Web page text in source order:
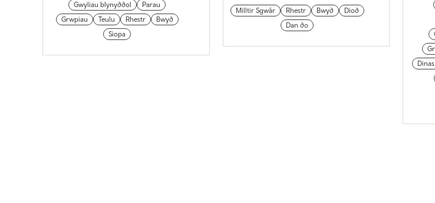
Gwyliau blynyddol
Parau
Grwpiau
Teulu Rhestr
Bwyd
Siopa
Milltir Sgwâr Rhestr Bwyd
Diod
Dan do